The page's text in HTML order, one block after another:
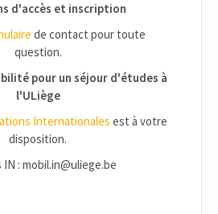
d'accès et inscription
de contact pour toute
question.
pour un séjour d'études à
l'ULiège
Internationales est à votre
disposition.
IN : mobil.in@uliege.be